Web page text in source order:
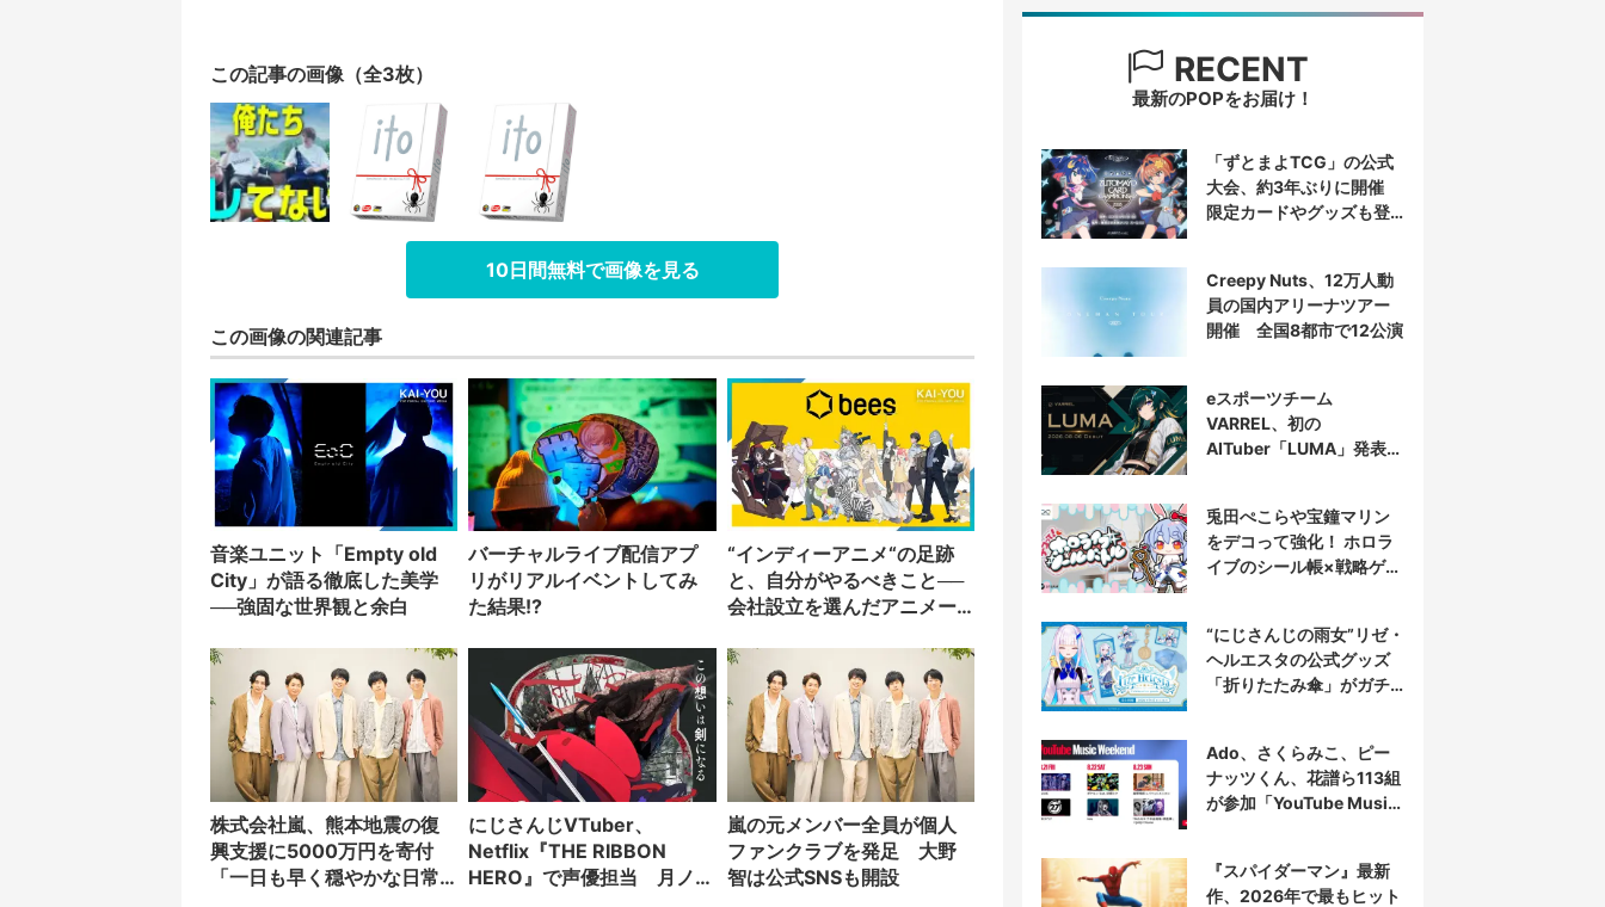
この記事の画像（全3枚）
10日間無料で画像を見る
この画像の関連記事
音楽ユニット「Empty old
City」が語る徹底した美学
──強固な世界観と余白
バーチャルライブ配信アプ
リがリアルイベントしてみ
た結果!?
“インディーアニメ“の足跡
と、自分がやるべきこと──
会社設立を選んだアニメー
株式会社嵐、熊本地震の復
興支援に5000万円を寄付
「一日も早く穏やかな日常
にじさんじVTuber、
Netflix『THE RIBBON
HERO』で声優担当 月ノ美
嵐の元メンバー全員が個人
ファンクラブを発足 大野
智は公式SNSも開設
RECENT
最新のPOPをお届け！
「ずとまよTCG」の公式
大会、約3年ぶりに開催
限定カードやグッズも登
Creepy Nuts、12万人動
員の国内アリーナツアー
開催 全国8都市で12公演
eスポーツチーム
VARREL、初の
AITuber「LUMA」発表
兎田ぺこらや宝鐘マリン
をデコって強化！ ホロラ
イブのシール帳×戦略ゲー
“にじさんじの雨女”リゼ・
ヘルエスタの公式グッズ
「折りたたみ傘」がガチ
Ado、さくらみこ、ピー
ナッツくん、花譜ら113組
が参加「YouTube Music
『スパイダーマン』最新
作、2026年で最もヒット